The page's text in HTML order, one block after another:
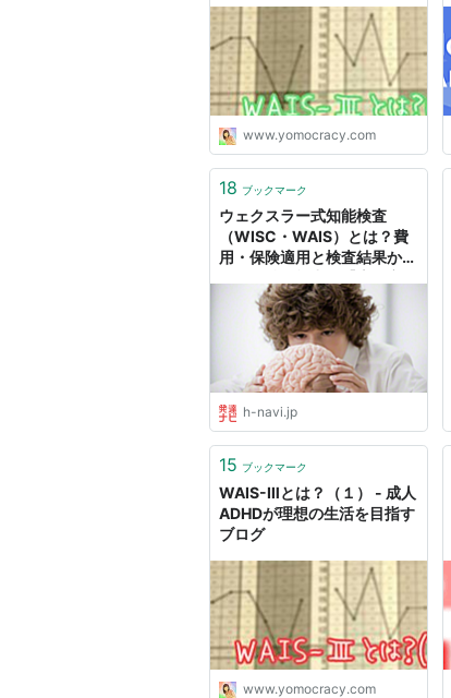
www.yomocracy.com
18 ブックマーク
ウェクスラー式知能検査
（WISC・WAIS）とは？費
用・保険適用と検査結果から
修】【LITALICO発達ナビ】
h-navi.jp
15 ブックマーク
WAIS-Ⅲとは？（１） - 成人
ADHDが理想の生活を目指す
ブログ
www.yomocracy.com